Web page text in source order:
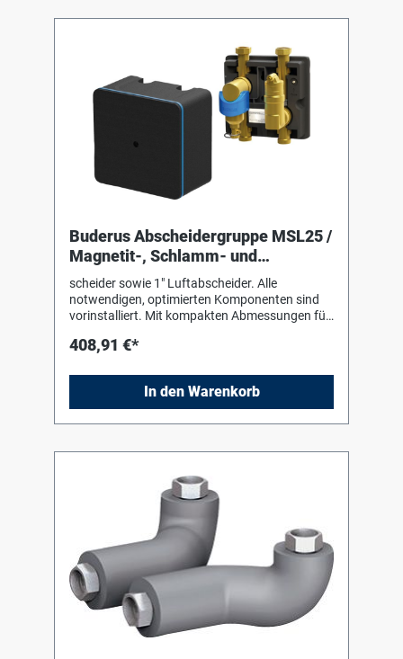
Buderus Abscheidergruppe MSL25 /
Magnetit-, Schlamm- und
Luftabscheider
scheider sowie 1" Luftabscheider. Alle
notwendigen, optimierten Komponenten sind
vorinstalliert. Mit kompakten Abmessungen für
mit HeizkreisSchnellmontage-Sets. Beseitigt
Schutz von Hocheffizienzpumpen und anderer
sensibler Anlagenkompo
408,91 €*
In den Warenkorb